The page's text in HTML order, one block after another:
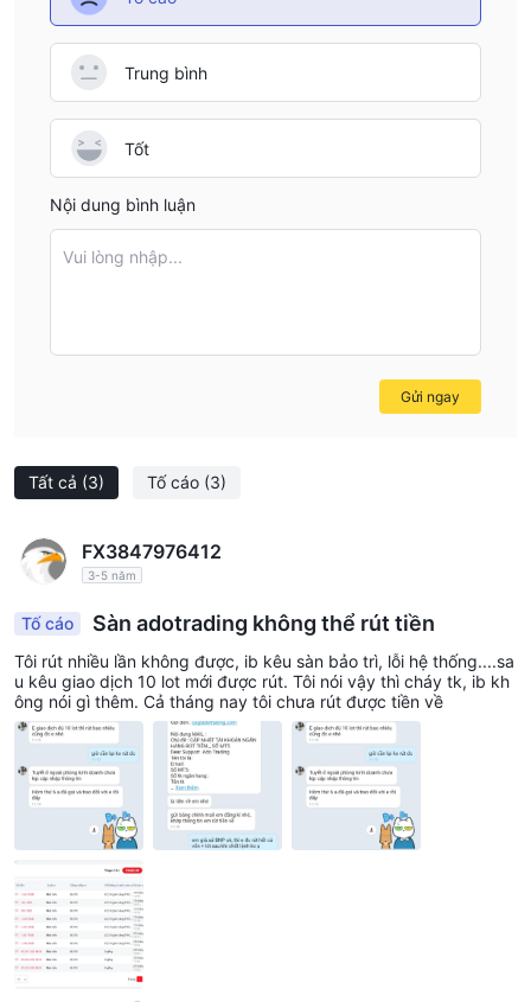
Tất cả (3) Tố cáo (3)
FX3847976412
3-5 năm
Tố cáo Sàn adotrading không thể rút tiền
Tôi rút nhiều lần không được, ib kêu sàn bảo trì, lỗi hệ thống....sa
u kêu giao dịch 10 lot mới được rút. Tôi nói vậy thì cháy tk, ib kh
ông nói gì thêm. Cả tháng nay tôi chưa rút được tiền về
Trung bình
Tốt
Nội dung bình luận
Vui lòng nhập...
Gửi ngay